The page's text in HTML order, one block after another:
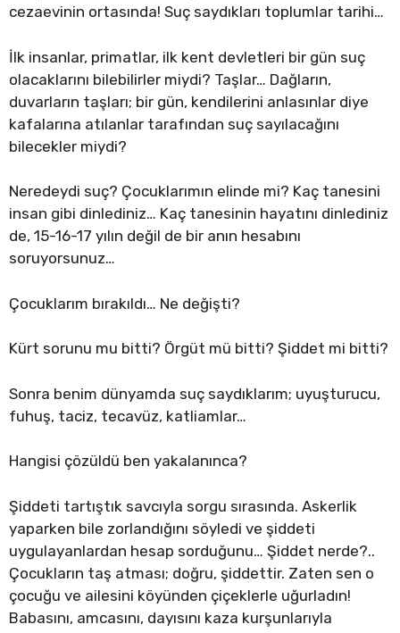
cezaevinin ortasında! Suç saydıkları toplumlar tarihi…
İlk insanlar, primatlar, ilk kent devletleri bir gün suç
olacaklarını bilebilirler miydi? Taşlar… Dağların,
duvarların taşları; bir gün, kendilerini anlasınlar diye
kafalarına atılanlar tarafından suç sayılacağını
bilecekler miydi?
Neredeydi suç? Çocuklarımın elinde mi? Kaç tanesini
insan gibi dinlediniz… Kaç tanesinin hayatını dinlediniz
de, 15-16-17 yılın değil de bir anın hesabını
soruyorsunuz…
Çocuklarım bırakıldı… Ne değişti?
Kürt sorunu mu bitti? Örgüt mü bitti? Şiddet mi bitti?
Sonra benim dünyamda suç saydıklarım; uyuşturucu,
fuhuş, taciz, tecavüz, katliamlar…
Hangisi çözüldü ben yakalanınca?
Şiddeti tartıştık savcıyla sorgu sırasında. Askerlik
yaparken bile zorlandığını söyledi ve şiddeti
uygulayanlardan hesap sorduğunu… Şiddet nerde?..
Çocukların taş atması; doğru, şiddettir. Zaten sen o
çocuğu ve ailesini köyünden çiçeklerle uğurladın!
Babasını, amcasını, dayısını kaza kurşunlarıyla